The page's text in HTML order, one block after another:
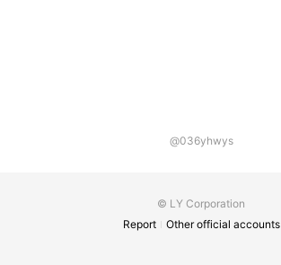
@036yhwys
© LY Corporation
Report
Other official accounts